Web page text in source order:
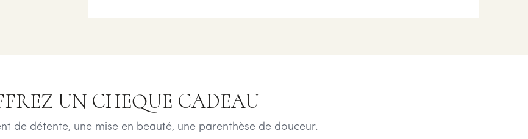
UN CHEQUE CADEAU
de détente, une mise en beauté, une parenthèse de douceur.